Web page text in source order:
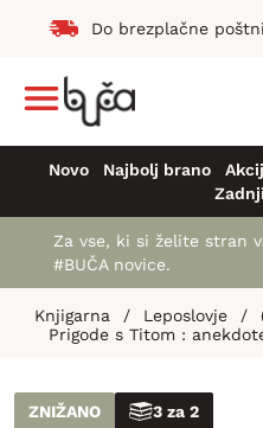
Do brezplačne
Novo Najbolj brano
Za vse, ki si želite stran
#BUČA novice.
Knjigarna / Leposlovje /
Prigode s Titom :
ZNIŽANO 3 za 2